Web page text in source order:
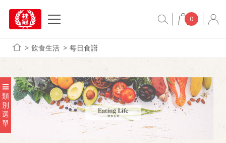
0
飲食生活 每日食譜
類
別
選
單